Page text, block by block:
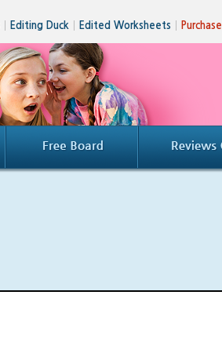
Editing Duck Edited Worksheets Purchase